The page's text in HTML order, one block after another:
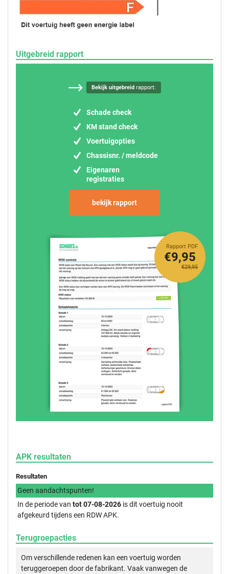
Uitgebreid rapport
Bekijk uitgebreidrapport:
Schade check
KM stand check
Voertuigopties
Chassisnr. / meldcode
Eigenaren
registraties
bekijk rapport
Rapport PDF
€29,95
€9,95
APK resultaten
Resultaten
Geen aandachtspunten!
In de periode van tot 07-08-2026 is dit voertuig nooit
afgekeurd tijdens een RDW APK.
Terugroepacties
Om verschillende redenen kan een voertuig worden
teruggeroepen door de fabrikant. Vaak vanwegen de